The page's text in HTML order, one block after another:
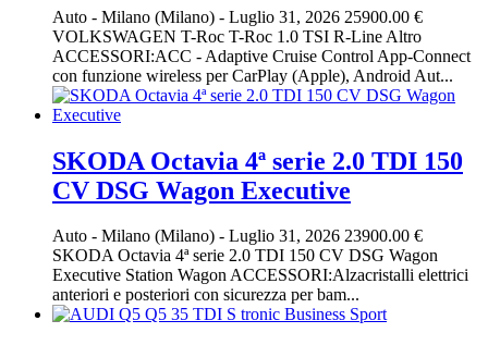
Auto - Milano (Milano) - Luglio 31, 2026 25900.00 €
VOLKSWAGEN T-Roc T-Roc 1.0 TSI R-Line Altro
ACCESSORI:ACC - Adaptive Cruise Control App-Connect
con funzione wireless per CarPlay (Apple), Android Aut...
SKODA Octavia 4ª serie 2.0 TDI 150
CV DSG Wagon Executive
Auto - Milano (Milano) - Luglio 31, 2026 23900.00 €
SKODA Octavia 4ª serie 2.0 TDI 150 CV DSG Wagon
Executive Station Wagon ACCESSORI:Alzacristalli elettrici
anteriori e posteriori con sicurezza per bam...